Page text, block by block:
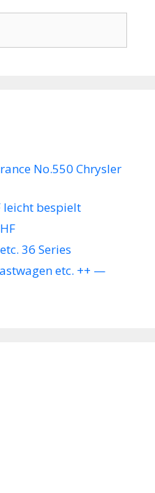
No.550 Chrysler
leicht bespielt
36 Series
etc. ++ —